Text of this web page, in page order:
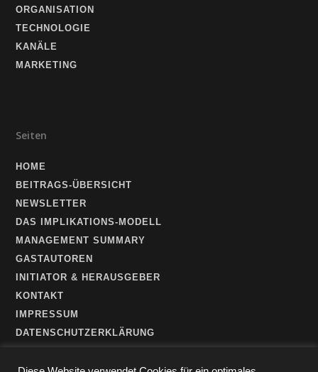
ORGANISATION
TECHNOLOGIE
KANÄLE
MARKETING
Seiten
HOME
BEITRAGS-ÜBERSICHT
NEWSLETTER
DAS IMPLIKATIONS-MODELL
MANAGEMENT SUMMARY
GASTAUTOREN
INITIATOR & HERAUSGEBER
KONTAKT
IMPRESSUM
DATENSCHUTZERKLÄRUNG